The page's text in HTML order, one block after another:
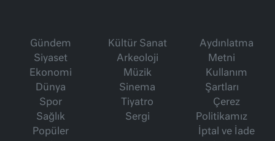
Gündem
Siyaset
Ekonomi
Dünya
Spor
Sağlık
Popüler
Kültür Sanat
Arkeoloji
Müzik
Sinema
Tiyatro
Sergi
Aydınlatma
Metni
Kullanım
Şartları
Çerez
Politikamız
İptal ve İade